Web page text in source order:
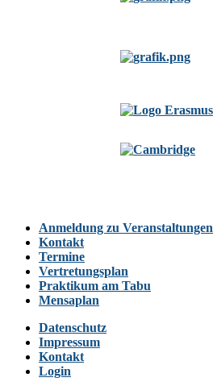
Anmeldung zu Veranstaltungen
Kontakt
Termine
Vertretungsplan
Praktikum am Tabu
Mensaplan
Datenschutz
Impressum
Kontakt
Login